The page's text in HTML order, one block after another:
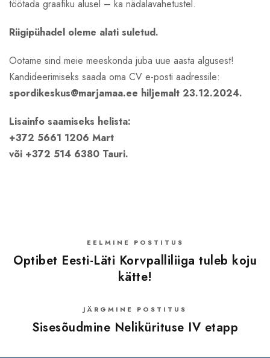
töötada graafiku alusel – ka nädalavahetustel.
Riigipühadel oleme alati suletud.
Ootame sind meie meeskonda juba uue aasta algusest!
Kandideerimiseks saada oma CV e-posti aadressile:
spordikeskus@marjamaa.ee hiljemalt 23.12.2024.
Lisainfo saamiseks helista:
+372 5661 1206 Mart
või +372 514 6380 Tauri.
EELMINE POSTITUS
Optibet Eesti-Läti Korvpalliliiga tuleb koju
kätte!
JÄRGMINE POSTITUS
Sisesõudmine Nelikürituse IV etapp